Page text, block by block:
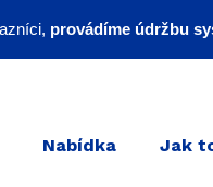
provádíme údržbu
Nabídka Jak